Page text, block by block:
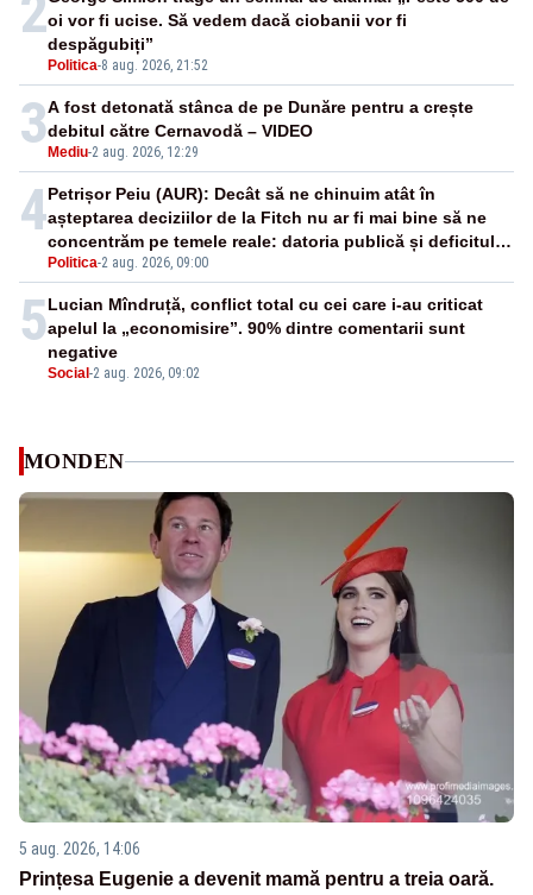
Politica-8 aug. 2026, 21:52
oi vor fi ucise. Să vedem dacă ciobanii vor fi
despăgubiți”
3 Mediu-2 aug. 2026, 12:29
A fost detonată stânca de pe Dunăre pentru a crește
debitul către Cernavodă – VIDEO
4
Politica-2 aug. 2026, 09:00
Petrișor Peiu (AUR): Decât să ne chinuim atât în
așteptarea deciziilor de la Fitch nu ar fi mai bine să ne
concentrăm pe temele reale: datoria publică și deficitul
bugetar?
5
Social -2 aug. 2026, 09:02
Lucian Mîndruță, conflict total cu cei care i-au criticat
apelul la „economisire”. 90% dintre comentarii sunt
negative
MONDEN
5 aug. 2026, 14:06
Prințesa Eugenie a devenit mamă pentru a treia oară.